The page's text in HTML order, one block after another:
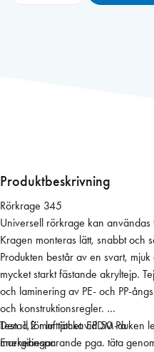
p
r
i
s
/
s
t
m
ä
n
Produktbeskrivning
Rörkrage 345
Universell rörkrage kan
Kragen monteras lätt, snabbt och
Produkten består av en svart,
mycket starkt fästande akryltejp.
och laminering av PE- och PP-
och konstruktionsregler.
Den 1,2 mm tjocka EPDM-duken
markeringar.
Testad för lufttäthet vid 50 Pa
Energibesparande pga. täta